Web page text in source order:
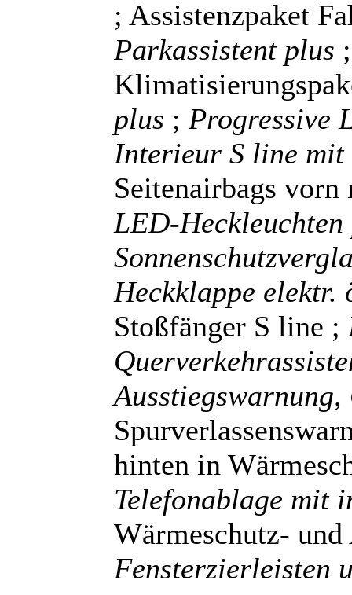
; Assistenzpaket
Parkassistent plus
plus ; Progressive
Interieur S line mit
Seitenairbags
LED-
Heckklappe
Stoßfänger S line ;
hinten in
Telefonablage mit
Wärmeschutz-
Fensterzierleisten